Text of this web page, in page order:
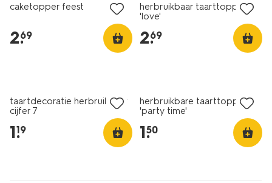
caketopper feest
2.
69
herbruikbaar taarttopper
'love'
2.
69
taartdecoratie herbruikbaar
cijfer 7
1.
19
herbruikbare taarttopper
'party time'
1.
50